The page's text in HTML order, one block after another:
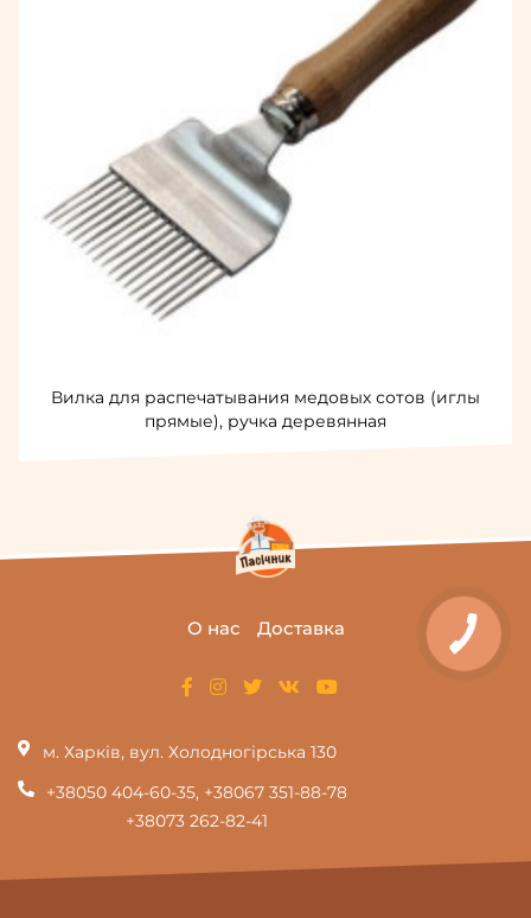
Вилка для распечатывания медовых сотов (иглы
прямые), ручка деревянная
О нас Доставка
м. Харків, вул. Холодногірська 130
+38050 404-60-35, +38067 351-88-78
+38073 262-82-41